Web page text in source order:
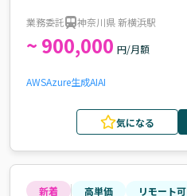
業務委託 神奈川県 新横浜駅
~ 900,000 円/月額
AWSAzure生成AIAI
気になる
新着 高単価 リモート可